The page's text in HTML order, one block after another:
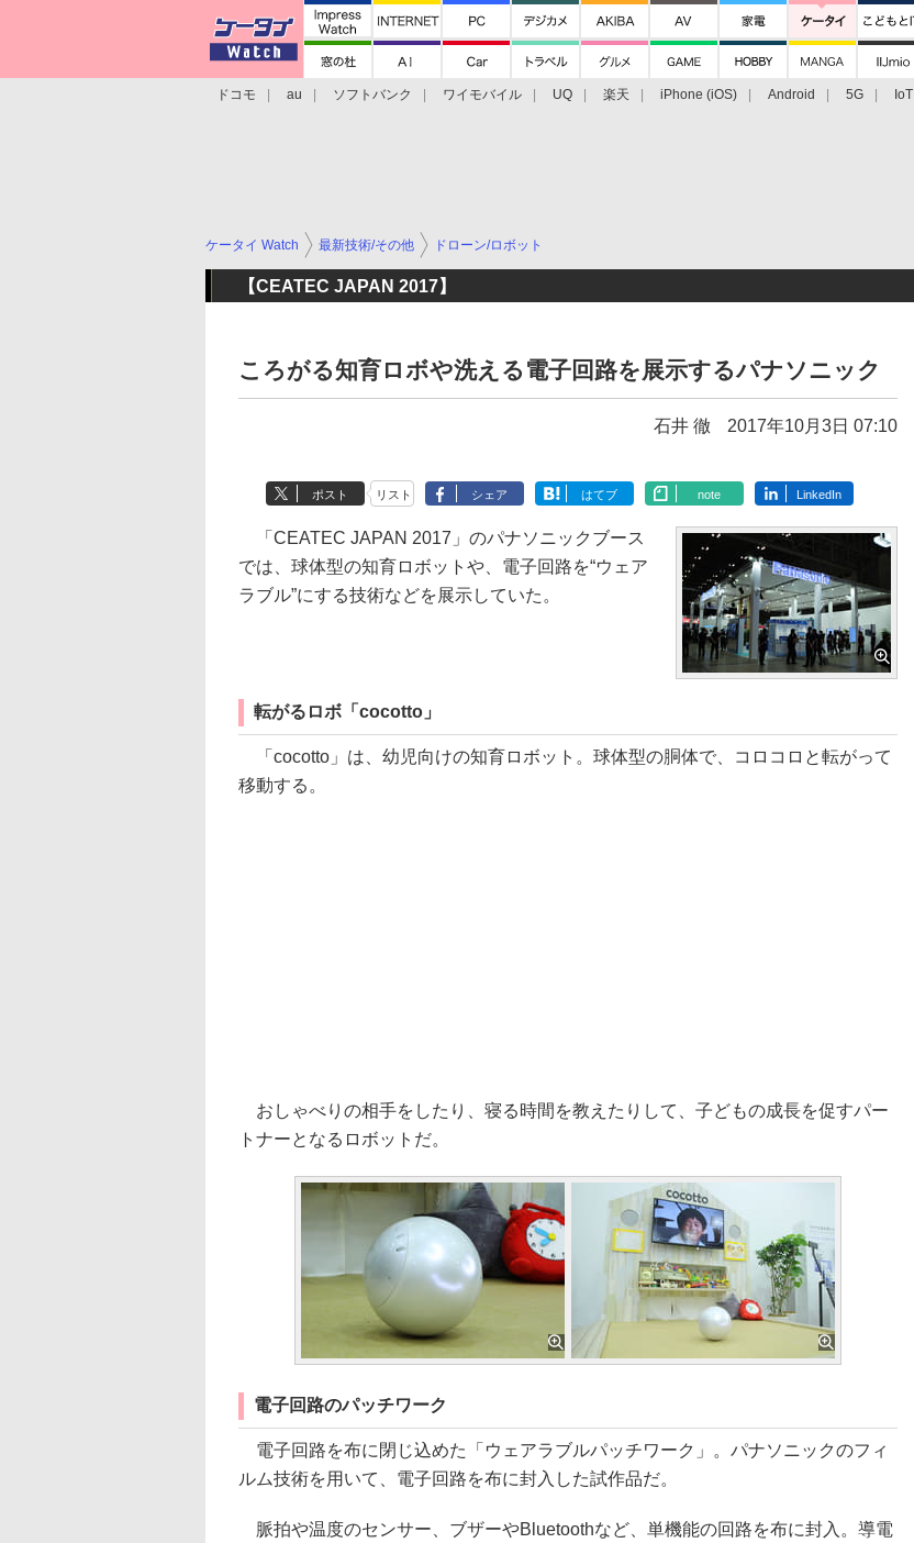
ドコモ au ソフトバンク ワイモバイル UQ 楽天 iPhone (iOS) Android 5G IoT
ケータイ Watch 最新技術/その他 ドローン/ロボット
【CEATEC JAPAN 2017】
ころがる知育ロボや洗える電子回路を展示するパナソニック
石井 徹 2017年10月3日 07:10
ポスト リスト シェア はてブ note LinkedIn
「CEATEC JAPAN 2017」のパナソニックブース
では、球体型の知育ロボットや、電子回路を“ウェア
ラブル”にする技術などを展示していた。
転がるロボ「cocotto」
「cocotto」は、幼児向けの知育ロボット。球体型の胴体で、コロコロと転がって
移動する。
おしゃべりの相手をしたり、寝る時間を教えたりして、子どもの成長を促すパー
トナーとなるロボットだ。
電子回路のパッチワーク
電子回路を布に閉じ込めた「ウェアラブルパッチワーク」。パナソニックのフィ
ルム技術を用いて、電子回路を布に封入した試作品だ。
脈拍や温度のセンサー、ブザーやBluetoothなど、単機能の回路を布に封入。導電